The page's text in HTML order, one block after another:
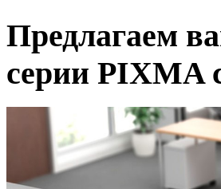
Предлагаем
серии PIXMA